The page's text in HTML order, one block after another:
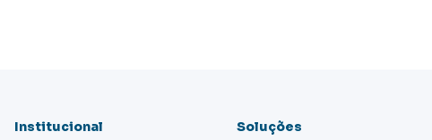
Institucional Soluções